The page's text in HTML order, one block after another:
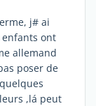
j# ai
enfants ont
allemand
poser de
,lá peut